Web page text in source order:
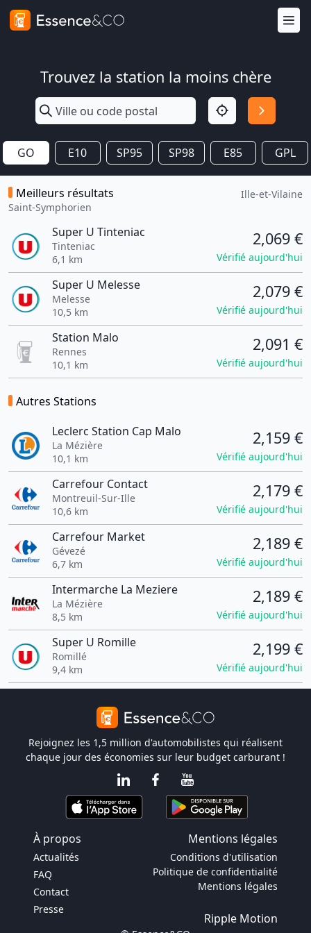
Trouvez la station la moins chère
GO E10 SP95 SP98 E85 GPL
Meilleurs résultats
Saint-Symphorien
Ille-et-Vilaine
Super U Tinteniac
Tinteniac
6,1 km
2,069 €
Vérifié aujourd'hui
Super U Melesse
Melesse
10,5 km
2,079 €
Vérifié aujourd'hui
Station Malo
Rennes
10,1 km
2,091 €
Vérifié aujourd'hui
Autres Stations
Leclerc Station Cap Malo
La Mézière
10,1 km
2,159 €
Vérifié aujourd'hui
Carrefour Contact
Montreuil-Sur-Ille
10,6 km
2,179 €
Vérifié aujourd'hui
Carrefour Market
Gévezé
6,7 km
2,189 €
Vérifié aujourd'hui
Intermarche La Meziere
La Mézière
8,5 km
2,189 €
Vérifié aujourd'hui
Super U Romille
Romillé
9,4 km
2,199 €
Vérifié aujourd'hui
Rejoignez les 1,5 million d'automobilistes qui réalisent
chaque jour des économies sur leur budget carburant !
À propos Mentions légales
Actualités
FAQ
Contact
Presse
Conditions d'utilisation
Politique de confidentialité
Mentions légales
Ripple Motion